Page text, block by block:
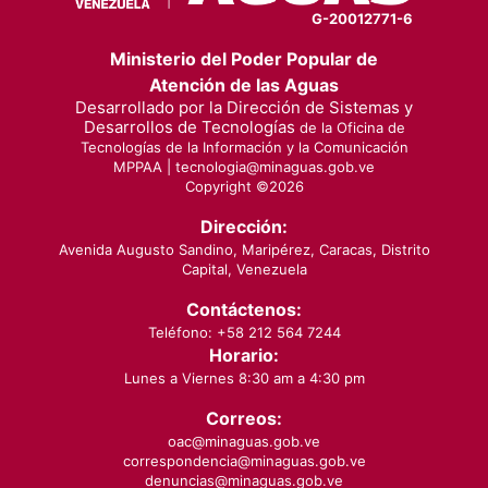
G-20012771-6
Ministerio del Poder Popular de
Atención de las Aguas
Desarrollado por la Dirección de Sistemas y
Desarrollos de Tecnologías de la Oficina de
Tecnologías de la Información y la Comunicación
MPPAA | tecnologia@minaguas.gob.ve
Copyright ©2026
Dirección:
Avenida Augusto Sandino, Maripérez, Caracas, Distrito
Capital, Venezuela
Contáctenos:
Teléfono: +58 212 564 7244
Horario:
Lunes a Viernes 8:30 am a 4:30 pm
Correos:
oac@minaguas.gob.ve
correspondencia@minaguas.gob.ve
denuncias@minaguas.gob.ve